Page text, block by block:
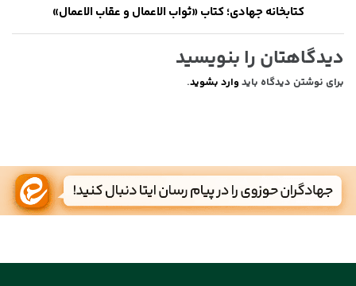
کتابخانه جهادی؛ کتاب «ثواب الاعمال و عقاب الاعمال»
دیدگاهتان را بنویسید
برای نوشتن دیدگاه باید وارد بشوید.